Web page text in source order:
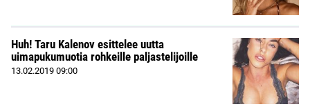
Huh! Taru Kalenov esittelee uutta
uimapukumuotia rohkeille paljastelijoille
13.02.2019 09:00